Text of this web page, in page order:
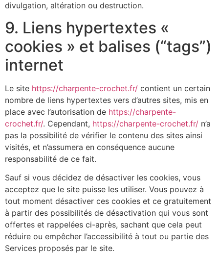
divulgation, altération ou destruction.
9. Liens hypertextes «
cookies » et balises (“tags”)
internet
Le site https://charpente-crochet.fr/ contient un certain
nombre de liens hypertextes vers d’autres sites, mis en
place avec l’autorisation de https://charpente-
crochet.fr/. Cependant, https://charpente-crochet.fr/ n’a
pas la possibilité de vérifier le contenu des sites ainsi
visités, et n’assumera en conséquence aucune
responsabilité de ce fait.
Sauf si vous décidez de désactiver les cookies, vous
acceptez que le site puisse les utiliser. Vous pouvez à
tout moment désactiver ces cookies et ce gratuitement
à partir des possibilités de désactivation qui vous sont
offertes et rappelées ci-après, sachant que cela peut
réduire ou empêcher l’accessibilité à tout ou partie des
Services proposés par le site.